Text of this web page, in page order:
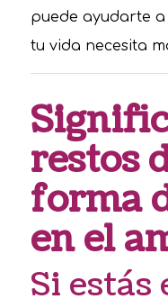
puede ayudarte
tu vida necesita
restos
forma
en el
Si estás